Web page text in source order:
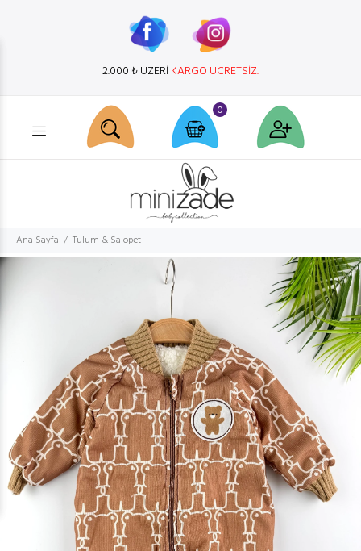
2.000 ₺ ÜZERİKARGO ÜCRETSİZ.
Ürün arama... 0
Ana Sayfa Tulum & Salopet